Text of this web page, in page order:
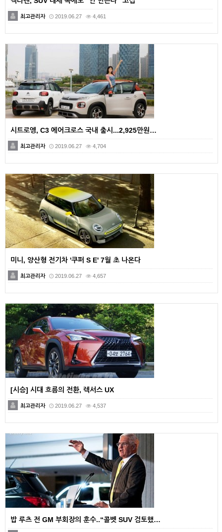
최고관리자 2019.06.27 4,461
시트로엥, C3 에어크로스 국내 출시...2,925만원…
최고관리자 2019.06.27 4,704
미니, 양산형 전기차 '쿠퍼 S E' 7월 초 나온다
최고관리자 2019.06.27 4,657
[시승] 시대 흐름의 전환, 렉서스 UX
최고관리자 2019.06.27 4,537
밥 루츠 전 GM 부회장의 훈수..“콜벳 SUV 검토했…